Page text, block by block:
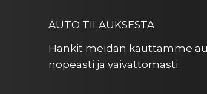
AUTO TILAUKSESTA
Hankit meidän kauttamme
nopeasti ja vaivattomasti.